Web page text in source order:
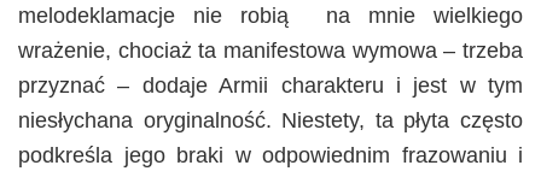
melodeklamacje nie robią na mnie wielkiego
wrażenie, chociaż ta manifestowa wymowa – trzeba
przyznać – dodaje Armii charakteru i jest w tym
niesłychana oryginalność. Niestety, ta płyta często
podkreśla jego braki w odpowiednim frazowaniu i